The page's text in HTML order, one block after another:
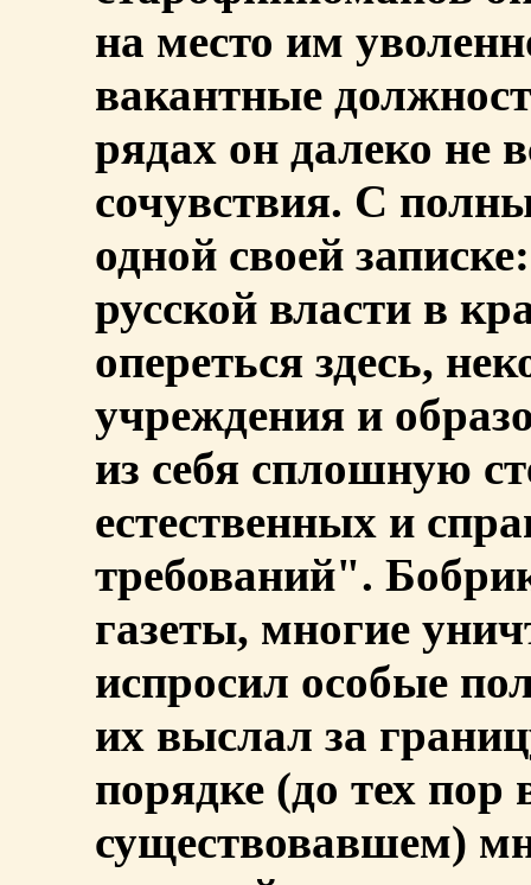
на место им
вакантные
рядах он далеко не
сочувствия. С
одной своей
русской власти в
опереться здесь,
учреждения и
из себя сплошную
естественных и
требований".
газеты, многие
испросил особые
их выслал за
порядке (до тех
существовавшем)